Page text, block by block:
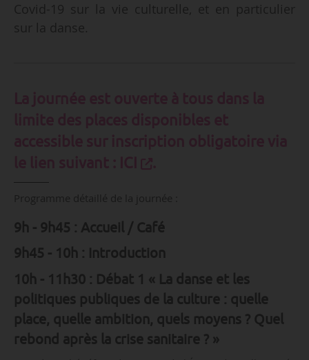
Covid-19 sur la vie culturelle, et en particulier
sur la danse.
Programme détaillé de la journée :
9h - 9h45 : Accueil / Café
9h45 - 10h : Introduction
10h - 11h30 : Débat 1 « La danse et les
politiques publiques de la culture : quelle
place, quelle ambition, quels moyens ? Quel
rebond après la crise sanitaire ? »